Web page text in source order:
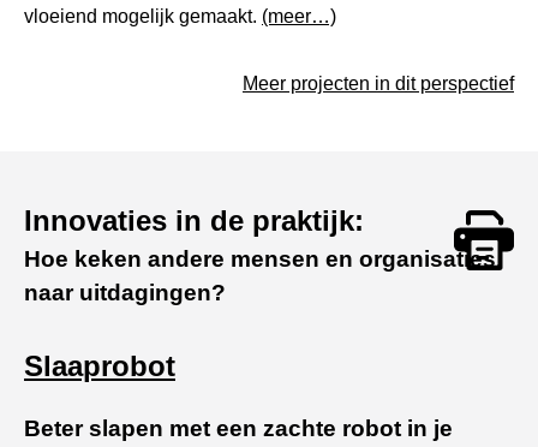
vloeiend mogelijk gemaakt. (meer…)
Meer projecten in dit perspectief
Innovaties in de praktijk:
Hoe keken andere mensen en organisaties
naar uitdagingen?
Slaaprobot
Beter slapen met een zachte robot in je